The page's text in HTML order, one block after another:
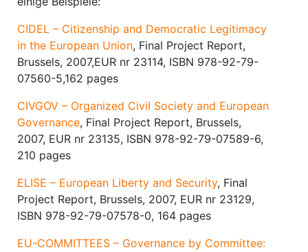
CIDEL – Citizenship and Democratic Legitimacy
in the European Union, Final Project Report,
Brussels, 2007,EUR nr 23114, ISBN 978-92-79-
07560-5,162 pages
CIVGOV – Organized Civil Society and European
Governance, Final Project Report, Brussels,
2007, EUR nr 23135, ISBN 978-92-79-07589-6,
210 pages
ELISE – European Liberty and Security, Final
Project Report, Brussels, 2007, EUR nr 23129,
ISBN 978-92-79-07578-0, 164 pages
EU-COMMITTEES – Governance by Committee: